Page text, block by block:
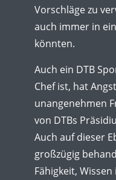
Vorschläge zu
auch immer in
könnten.
Auch ein DTB
Chef ist, hat
unangenehmen
von DTBs
Auch auf dieser
großzügig
Fähigkeit,